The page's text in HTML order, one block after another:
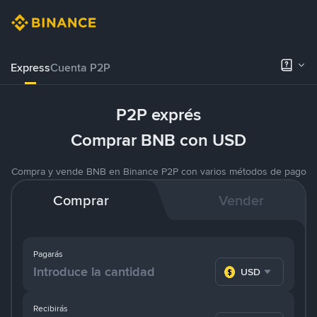
ExpressCuenta P2P
P2P exprés
Comprar BNB con USD
Compra y vende BNB en Binance P2P con varios métodos de pago
Comprar Vender
Pagarás
USD
Recibirás